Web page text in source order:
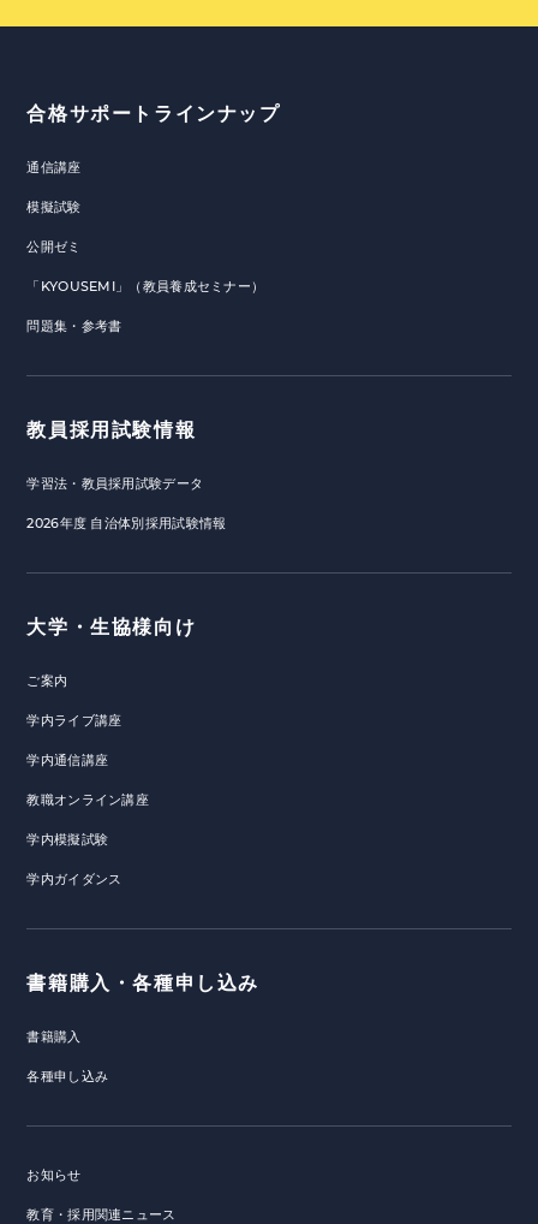
合格サポートラインナップ
通信講座
模擬試験
公開ゼミ
「KYOUSEMI」（教員養成セミナー）
問題集・参考書
教員採用試験情報
学習法・教員採用試験データ
2026年度 自治体別採用試験情報
大学・生協様向け
ご案内
学内ライブ講座
学内通信講座
教職オンライン講座
学内模擬試験
学内ガイダンス
書籍購入・各種申し込み
書籍購入
各種申し込み
お知らせ
教育・採用関連ニュース